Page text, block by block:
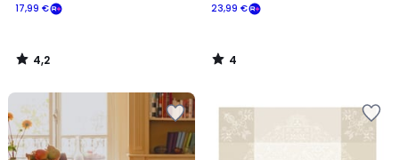
17,99 €
4,2
/
23,99 €
4
/